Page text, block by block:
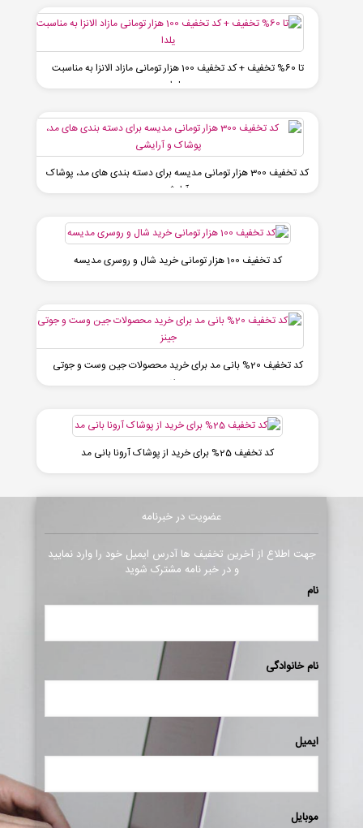
تا 60% تخفیف + کد تخفیف 100 هزار تومانی مازاد الانزا به مناسبت
یلدا
کد تخفیف 300 هزار تومانی مدیسه برای دسته بندی های مد، پوشاک
و آرایشی
کد تخفیف 100 هزار تومانی خرید شال و روسری مدیسه
کد تخفیف 20% بانی مد برای خرید محصولات جین وست و جوتی
جینز
کد تخفیف 25% برای خرید از پوشاک آرونا بانی مد
عضویت در خبرنامه
جهت اطلاع از آخرین تخفیف ها آدرس ایمیل خود را وارد نمایید
و در خبر نامه مشترک شوید
نام
نام خانوادگی
ایمیل
موبایل